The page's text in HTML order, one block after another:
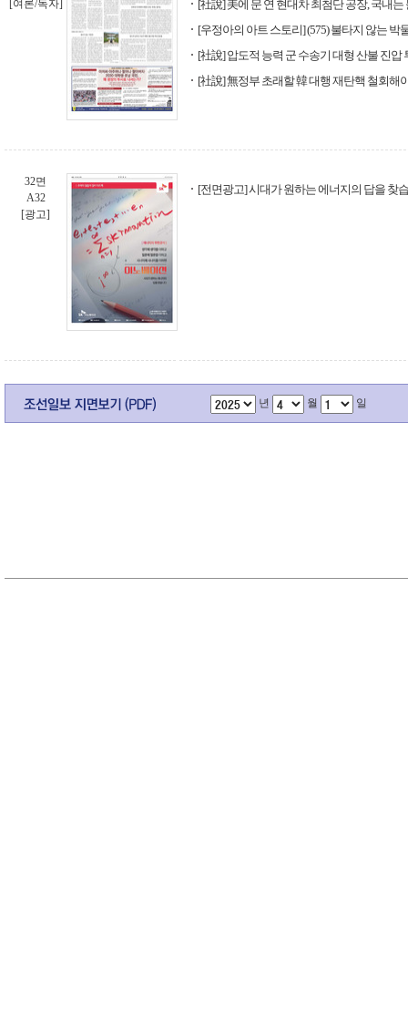
[여론/독자]
[社說] 美에 문 연 현대차 최첨단 공장, 국내는
[우정아의 아트 스토리] (575) 불타지 않는 박
[社說] 압도적 능력 군 수송기 대형 산불 진압
[社說] 無정부 초래할 韓 대행 재탄핵 철회해
32면
A32
[광고]
[전면광고] 시대가 원하는 에너지의 답을 찾
년 월 일